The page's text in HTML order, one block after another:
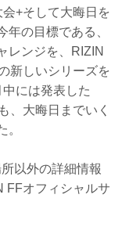
+そして大晦日を
の目標である、
レンジを、RIZIN
新しいシリーズを
には発表した
、大晦日までいく
。
以外の詳細情報
FFオフィシャルサ